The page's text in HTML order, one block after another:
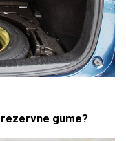
gume?